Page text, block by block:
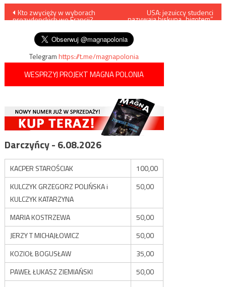
Nawigacja
wpisu
Kto zwycięży w wyborach
prezydenckich we Francji?
USA: jezuiccy studenci
nazywają biskupa „bigotem”,
Telegramhttps://t.me/magnapolonia
WESPRZYJ PROJEKT MAGNA POLONIA
Darczyńcy - 6.08.2026
KACPER STAROŚCIAK
100,00
KULCZYK GRZEGORZ POLIŃSKA i
KULCZYK KATARZYNA
50,00
MARIA KOSTRZEWA
50,00
JERZY T MICHAJŁOWICZ
50,00
KOZIOŁ BOGUSŁAW
35,00
PAWEŁ ŁUKASZ ZIEMIAŃSKI
50,00